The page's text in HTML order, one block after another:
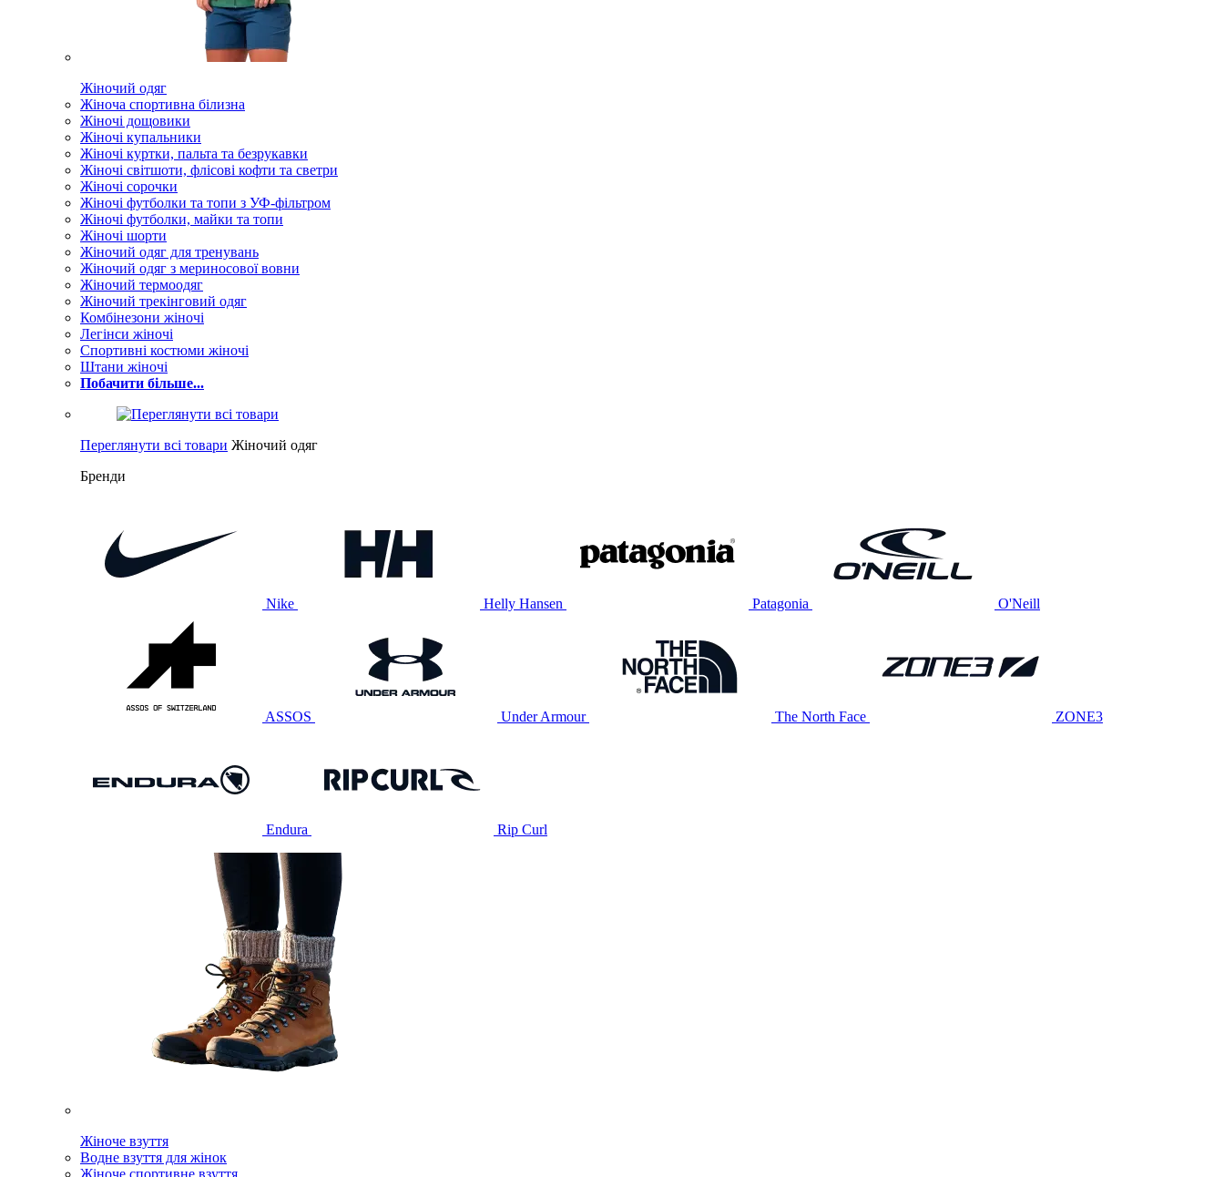
Жіночий одяг
Жіноча спортивна білизна
Жіночі дощовики
Жіночі купальники
Жіночі куртки, пальта та безрукавки
Жіночі світшоти, флісові кофти та светри
Жіночі сорочки
Жіночі футболки та топи з УФ-фільтром
Жіночі футболки, майки та топи
Жіночі шорти
Жіночий одяг для тренувань
Жіночий одяг з мериносової вовни
Жіночий термоодяг
Жіночий трекінговий одяг
Комбінезони жіночі
Легінси жіночі
Спортивні костюми жіночі
Штани жіночі
Побачити більше...
Переглянути всі товари Жіночий одяг
Бренди
Nike Helly Hansen Patagonia O'Neill
ASSOS Under Armour The North Face ZONE3
Endura Rip Curl
Жіноче взуття
Водне взуття для жінок
Жіноче спортивне взуття